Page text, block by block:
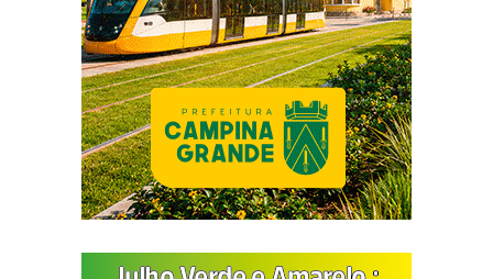
3° André Marcos de Araújo
5km Feminino
1° Daiana Justino dos Santos
2° Thayane Kelly Nascimento Franca